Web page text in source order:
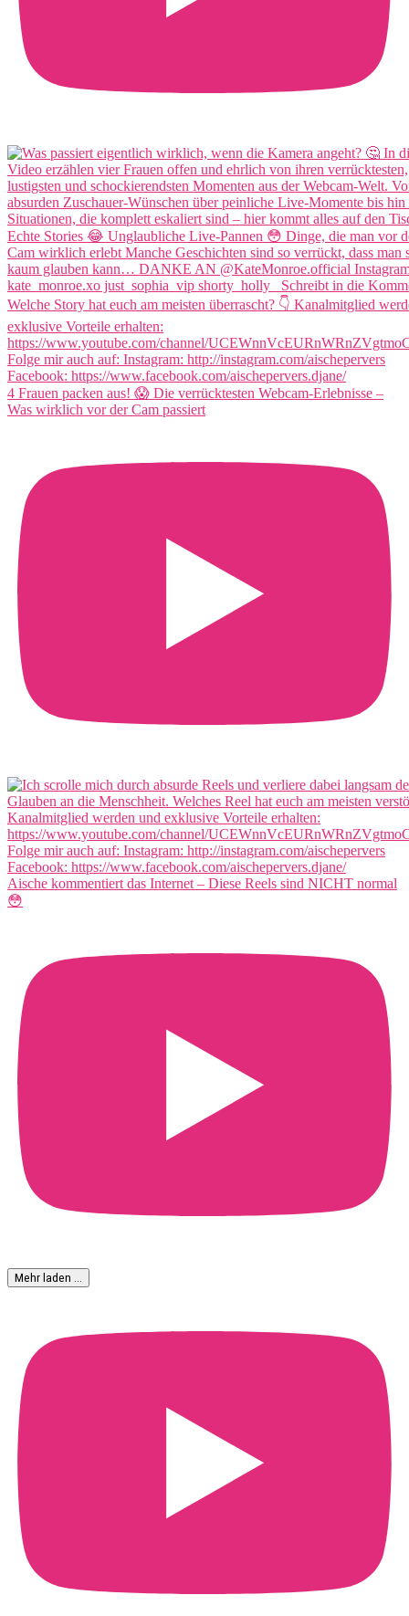
4 Frauen packen aus! 😱 Die verrücktesten Webcam-Erlebnisse –
Was wirklich vor der Cam passiert
Aische kommentiert das Internet – Diese Reels sind NICHT normal
😳
Mehr laden …